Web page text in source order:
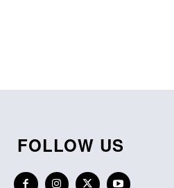
FOLLOW US